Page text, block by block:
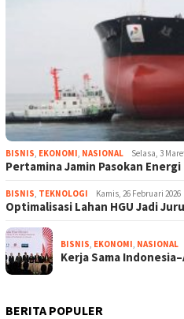
BISNIS, EKONOMI, NASIONAL Selasa, 3
Pertamina Jamin Pasokan
BISNIS, TEKNOLOGI Kamis, 26 Februari 2026
Optimalisasi Lahan HGU Jadi
BISNIS, EKONOMI, NASIONAL
Kerja Sama
BERITA POPULER